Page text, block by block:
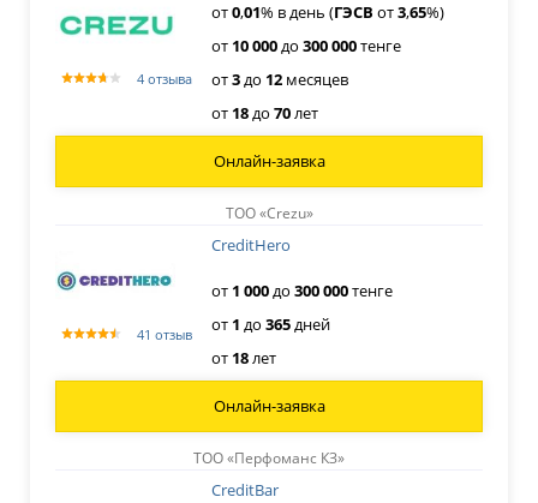
4 отзыва
от0,01% в день (ГЭСВ от3,65%)
от 10000до 300000тенге
от3до 12месяцев
от 18до 70лет
ТОО «Crezu»
Онлайн-заявка
41 отзыв
CreditHero
от 1 000до 300000тенге
от 1 до 365дней
от 18лет
ТОО «Перфоманс КЗ»
Онлайн-заявка
CreditBar